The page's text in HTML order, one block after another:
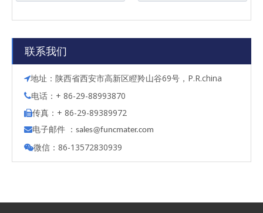
联系我们
地址：陕西省西安市高新区瞪羚山谷69号，P.R.china
电话：+ 86-29-88993870
传真：+ 86-29-89389972
电子邮件 ： sales@funcmater.com
微信：86-13572830939